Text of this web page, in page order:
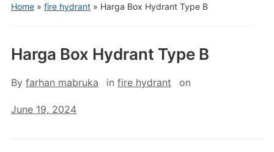
Home» fire hydrant» Harga Box Hydrant Type B
Harga Box Hydrant Type B
By farhan mabruka in fire hydrant on
June 19, 2024